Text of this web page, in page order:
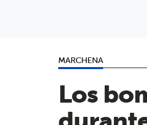
MARCHENA
Los